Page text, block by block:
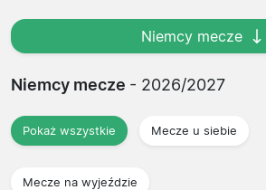
Niemcy mecze
Niemcy mecze - 2026/2027
Pokaż wszystkie Mecze u siebie
Mecze na wyjeździe